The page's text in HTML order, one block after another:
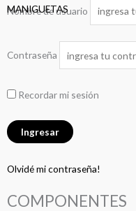
MANIGUETAS
Nombre de usuario
Contraseña
Recordar mi sesión
Olvidé mi contraseña!
COMPONENTES